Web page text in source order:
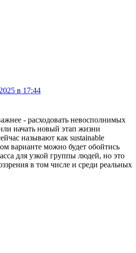
в 17:44
- расходовать невосполнимых
начать новый этап жизни
называют как sustainable
варианте можно будет обойтись
для узкой группы людей, но это
в том числе и среди реальных